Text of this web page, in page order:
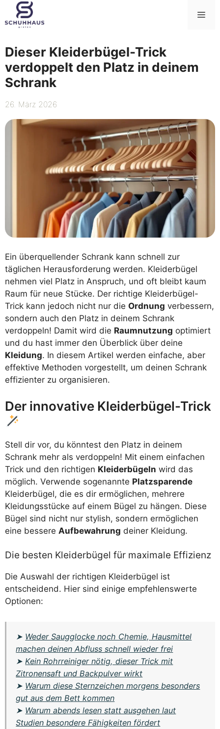
Zum
Inhalt
springen
Dieser Kleiderbügel-Trick
verdoppelt den Platz in deinem
Schrank
26. März 2026
Ein überquellender Schrank kann schnell zur
täglichen Herausforderung werden. Kleiderbügel
nehmen viel Platz in Anspruch, und oft bleibt kaum
Raum für neue Stücke. Der richtige Kleiderbügel-
Trick kann jedoch nicht nur die Ordnung verbessern,
sondern auch den Platz in deinem Schrank
verdoppeln! Damit wird die Raumnutzung optimiert
und du hast immer den Überblick über deine
Kleidung. In diesem Artikel werden einfache, aber
effektive Methoden vorgestellt, um deinen Schrank
effizienter zu organisieren.
Der innovative Kleiderbügel-Trick
Stell dir vor, du könntest den Platz in deinem
Schrank mehr als verdoppeln! Mit einem einfachen
Trick und den richtigen Kleiderbügeln wird das
möglich. Verwende sogenannte Platzsparende
Kleiderbügel, die es dir ermöglichen, mehrere
Kleidungsstücke auf einem Bügel zu hängen. Diese
Bügel sind nicht nur stylish, sondern ermöglichen
eine bessere Aufbewahrung deiner Kleidung.
Die besten Kleiderbügel für maximale Effizienz
Die Auswahl der richtigen Kleiderbügel ist
entscheidend. Hier sind einige empfehlenswerte
Optionen:
➤ Weder Saugglocke noch Chemie, Hausmittel
machen deinen Abfluss schnell wieder frei
➤ Kein Rohrreiniger nötig, dieser Trick mit
Zitronensaft und Backpulver wirkt
➤ Warum diese Sternzeichen morgens besonders
gut aus dem Bett kommen
➤ Warum abends lesen statt ausgehen laut
Studien besondere Fähigkeiten fördert